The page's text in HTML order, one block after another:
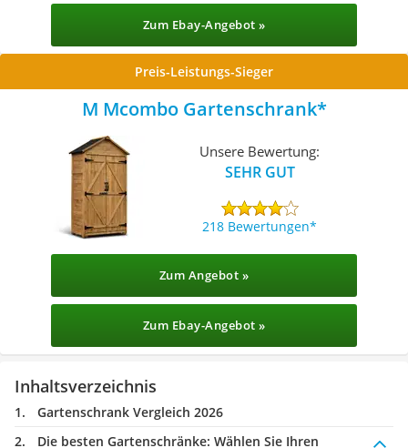
Zum Ebay-Angebot »
Preis-Leistungs-Sieger
M Mcombo Gartenschrank
Unsere Bewertung:
SEHR GUT
218 Bewertungen
Zum Angebot »
Zum Ebay-Angebot »
Inhaltsverzeichnis
Gartenschrank Vergleich 2026
Die besten Gartenschränke: Wählen Sie Ihren